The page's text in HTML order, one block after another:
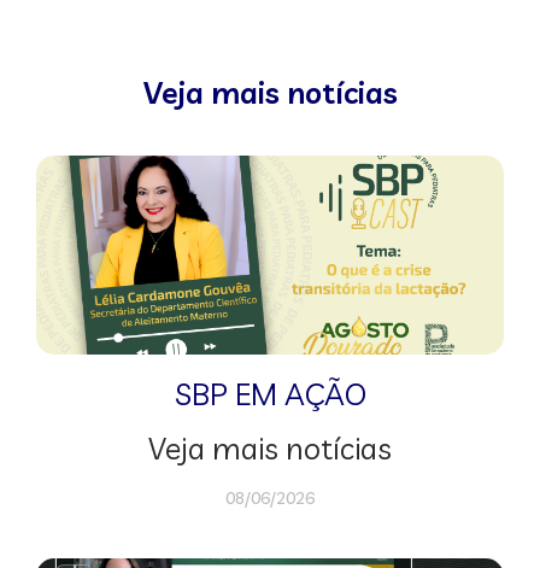
Veja mais notícias
SBP EM AÇÃO
Veja mais notícias
08/06/2026